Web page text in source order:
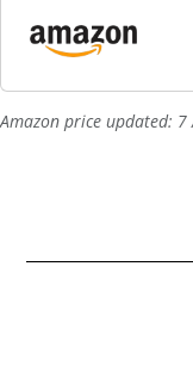
- Figura in Vinile
Merchandising
Amazon price updated: 7